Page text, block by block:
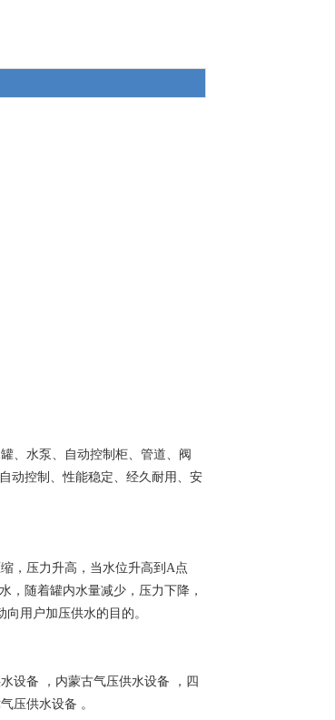
、水泵、自动控制柜、管道、阀
动控制、性能稳定、经久耐用、安
，压力升高，当水位升高到A点
，随着罐内水量减少，压力下降，
用户加压供水的目的。
设备 ， 内蒙古气压供水设备 ， 四
压供水设备 。